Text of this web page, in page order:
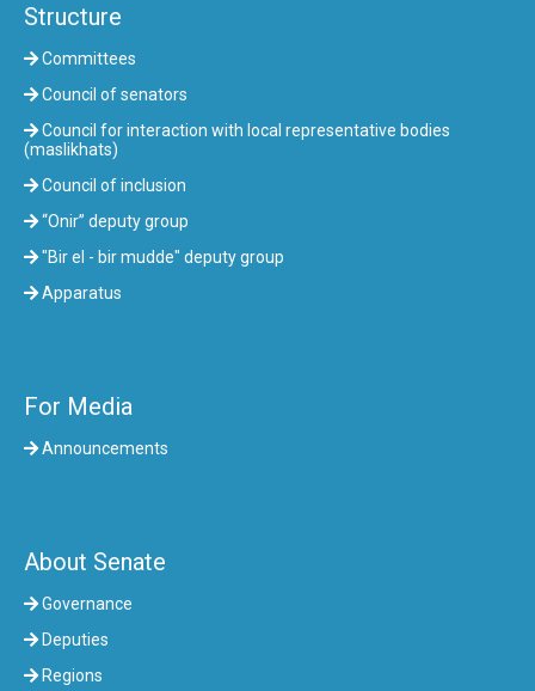
Structure
Committees
Council of senators
Council for interaction with local representative bodies
(maslikhats)
Council of inclusion
“Onir” deputy group
"Bir el - bir mudde" deputy group
Apparatus
For Media
Announcements
About Senate
Governance
Deputies
Regions